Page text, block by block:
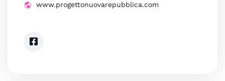
www.progettonuovarepubblica.com